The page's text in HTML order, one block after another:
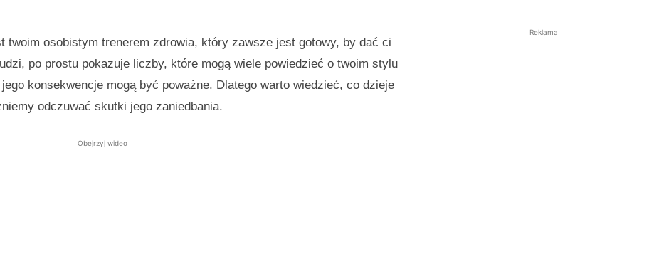
twoim osobistym trenerem zdrowia, który zawsze jest gotowy, by dać ci
po prostu pokazuje liczby, które mogą wiele powiedzieć o twoim stylu
konsekwencje mogą być poważne. Dlatego warto wiedzieć, co dzieje
odczuwać skutki jego zaniedbania.
Obejrzyj wideo
Reklama